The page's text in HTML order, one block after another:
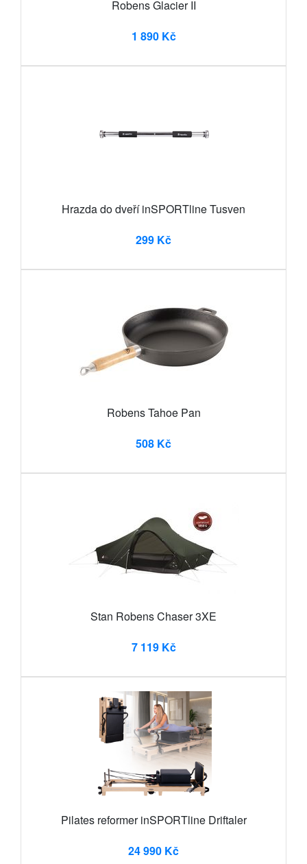
Robens Glacier II
1 890 Kč
Hrazda do dveří inSPORTline Tusven
299 Kč
Robens Tahoe Pan
508 Kč
Stan Robens Chaser 3XE
7 119 Kč
Pilates reformer inSPORTline Driftaler
24 990 Kč